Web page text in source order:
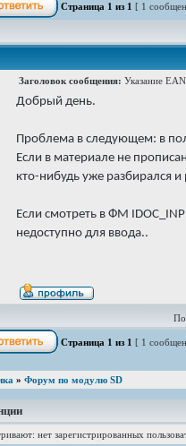
Страница 1 из 1 [ 1
Заголовок сообщения: Указание
Добрый день.
Проблема в следующем: в
Если в материале не
кто-нибудь уже разбирался
Если смотреть в ФМ
недоступно для ввода..
Страница 1 из 1 [ 1
» Форум по модулю SD
нет зарегистрированных